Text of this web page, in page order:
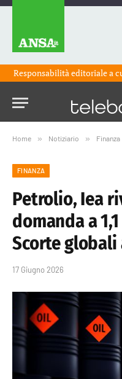
Responsabilità editoriale a
Home » Notiziario » Finanza
FINANZA
Petrolio, Iea
domanda a
Scorte
17 Giugno 2026